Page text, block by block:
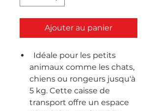
Ajouter au panier
Idéale pour les petits
animaux comme les chats,
chiens ou rongeurs jusqu'à
5 kg. Cette caisse de
transport offre un espace